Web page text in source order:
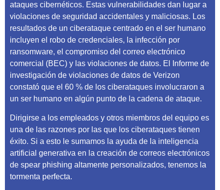
ataques cibernéticos. Estas vulnerabilidades dan lugar a
violaciones de seguridad accidentales y maliciosas. Los
resultados de un ciberataque centrado en el ser humano
incluyen el robo de credenciales, la infección por
ransomware, el compromiso del correo electrónico
comercial (BEC) y las violaciones de datos. El Informe de
investigación de violaciones de datos de Verizon
constató que el 60 % de los ciberataques involucraron a
un ser humano en algún punto de la cadena de ataque.
Dirigirse a los empleados y otros miembros del equipo es
una de las razones por las que los ciberataques tienen
éxito. Si a esto le sumamos la ayuda de la inteligencia
artificial generativa en la creación de correos electrónicos
de spear phishing altamente personalizados, tenemos la
tormenta perfecta.